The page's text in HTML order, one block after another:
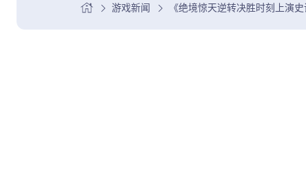
游戏新闻 《绝境惊天逆转决胜时刻上演史